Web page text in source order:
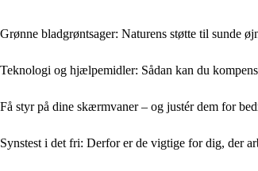
Grønne bladgrøntsager: Naturens støtte til sunde
Teknologi og hjælpemidler: Sådan kan du
Få styr på dine skærmvaner – og justér dem for
Synstest i det fri: Derfor er de vigtige for dig, der